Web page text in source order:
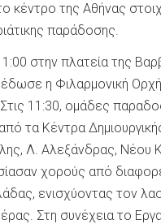
κέντρο της Αθήνας
παράδοσης.
στην πλατεία της
η Φιλαρμονική
11:30, ομάδες
τα Κέντρα
Λ. Αλεξάνδρας, Νέου
χορούς από
ενισχύοντας τον
Στη συνέχεια το